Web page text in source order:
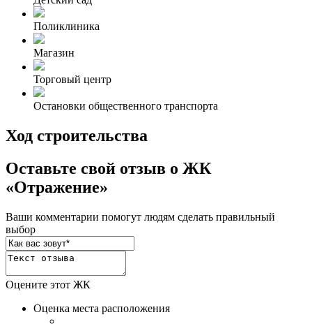
Поликлиника
Магазин
Торговый центр
Остановки общественного транспорта
Ход строительства
Оставьте свой отзыв о ЖК
«Отражение»
Ваши комментарии помогут людям сделать правильный
выбор
Оцените этот ЖК
Оценка места расположения